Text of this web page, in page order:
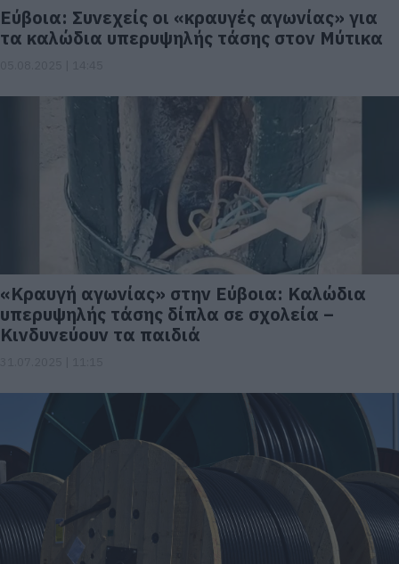
Εύβοια: Συνεχείς οι «κραυγές αγωνίας» για
τα καλώδια υπερυψηλής τάσης στον Μύτικα
«Κραυγή αγωνίας» στην Εύβοια: Καλώδια
υπερυψηλής τάσης δίπλα σε σχολεία –
Κινδυνεύουν τα παιδιά